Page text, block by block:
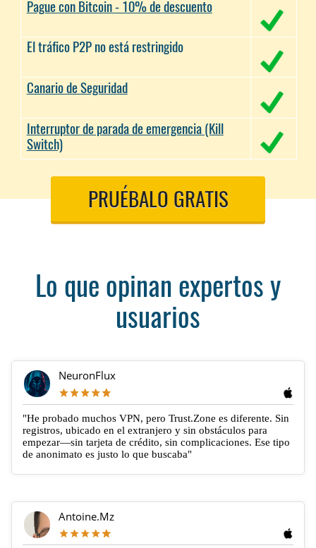
Pague con Bitcoin - 10% de descuento
El tráfico P2P no está restringido
Canario de Seguridad
Interruptor de parada de emergencia (Kill
Switch)
PRUÉBALO GRATIS
Lo que opinan expertos y
usuarios
NeuronFlux
"He probado muchos VPN, pero Trust.Zone es diferente. Sin
registros, ubicado en el extranjero y sin obstáculos para
empezar—sin tarjeta de crédito, sin complicaciones. Ese tipo
de anonimato es justo lo que buscaba"
Antoine.Mz